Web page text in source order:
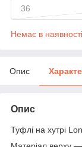
36
Немає в наявності
Опис
Опис
Туфлі на хутрі